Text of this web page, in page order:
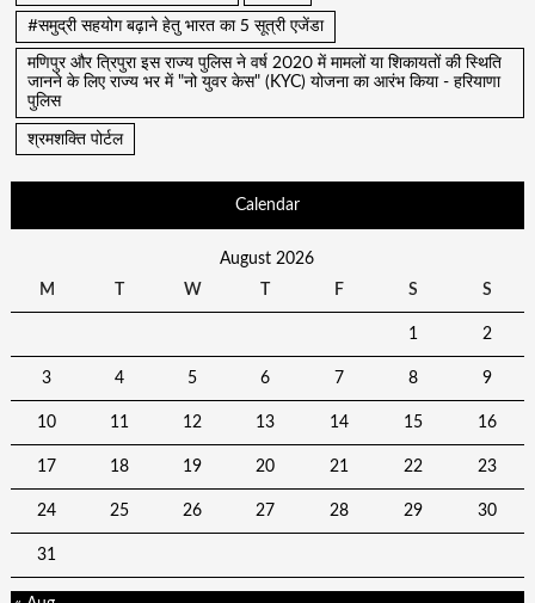
#समुद्री सहयोग बढ़ाने हेतु भारत का 5 सूत्री एजेंडा
मणिपुर और त्रिपुरा इस राज्य पुलिस ने वर्ष 2020 में मामलों या शिकायतों की स्थिति
जानने के लिए राज्य भर में "नो युवर केस" (KYC) योजना का आरंभ किया - हरियाणा
पुलिस
श्रमशक्ति पोर्टल
Calendar
August 2026
M
W F S S
1 2
3 4 5 6 7 8 9
10 11 12 13 14 15 16
17 18 19 20 21 22 23
24 25 26 27 28 29 30
31